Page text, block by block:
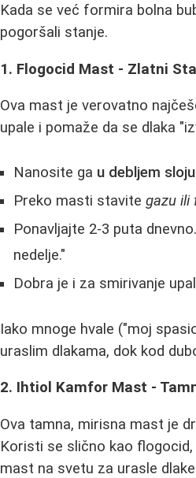
Kada se već formira bolna
pogoršali stanje.
1. Flogocid Mast - Zlatni
Ova mast je verovatno
upale i pomaže da se dlaka
Nanosite ga u debljem sloju
Preko masti stavitegazu ili
Ponavljajte 2-3 puta
nedelje."
Dobra je i za smirivanje
Iako mnoge hvale ("moj
uraslim dlakama, dok kod
2. Ihtiol Kamfor Mast -
Ova tamna, mirisna mast je
Koristi se slično kao
mast na svetu za urasle